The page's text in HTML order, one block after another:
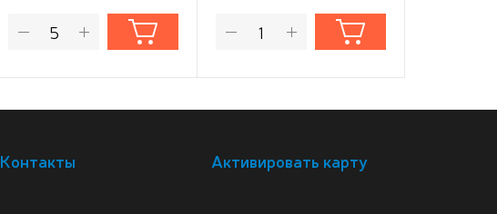
Контакты Активировать карту